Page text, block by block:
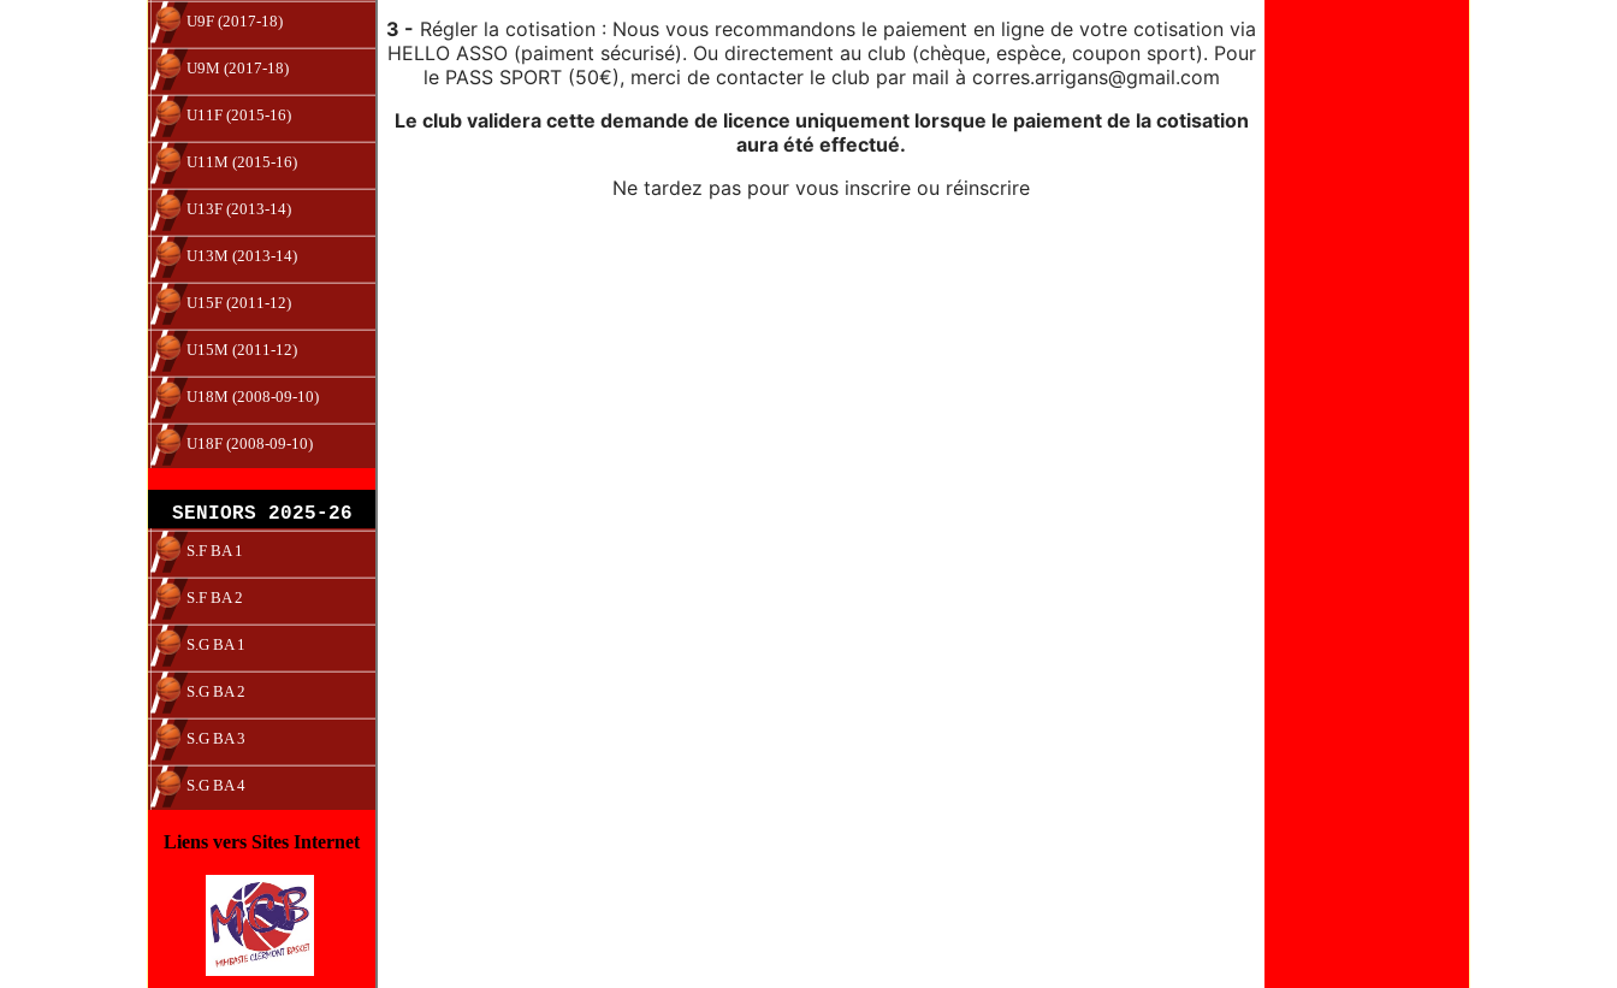
U9F (2017-18)
U9M (2017-18)
U11F (2015-16)
U11M (2015-16)
U13F (2013-14)
U13M (2013-14)
U15F (2011-12)
U15M (2011-12)
U18M (2008-09-10)
U18F (2008-09-10)
SENIORS 2025-26
S.F BA 1
S.F BA 2
S.G BA 1
S.G BA 2
S.G BA 3
S.G BA 4
Liens vers Sites Internet
3 - Régler la cotisation : Nous vous recommandons le paiement en ligne de votre cotisation via
HELLO ASSO (paiment sécurisé). Ou directement au club (chèque, espèce, coupon sport). Pour
le PASS SPORT (50€), merci de contacter le club par mail à corres.arrigans@gmail.com
Le club validera cette demande de licence uniquement lorsque le paiement de la cotisation
aura été effectué.
Ne tardez pas pour vous inscrire ou réinscrire